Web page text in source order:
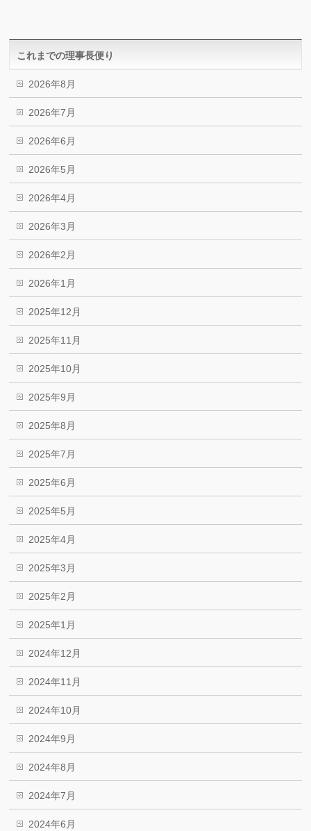
これまでの理事長便り
2026年8月
2026年7月
2026年6月
2026年5月
2026年4月
2026年3月
2026年2月
2026年1月
2025年12月
2025年11月
2025年10月
2025年9月
2025年8月
2025年7月
2025年6月
2025年5月
2025年4月
2025年3月
2025年2月
2025年1月
2024年12月
2024年11月
2024年10月
2024年9月
2024年8月
2024年7月
2024年6月